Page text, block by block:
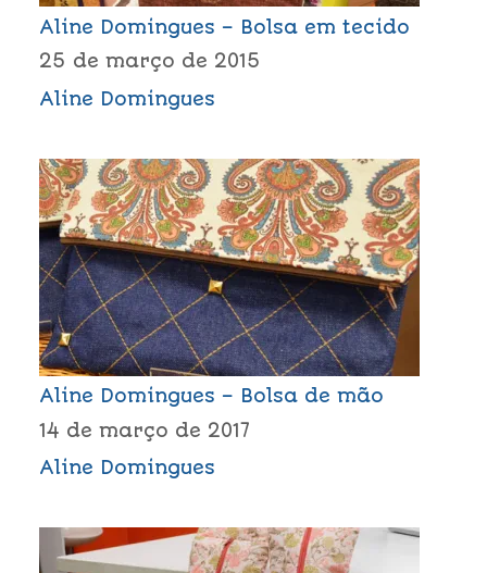
Aline Domingues – Bolsa em tecido
25 de março de 2015
Aline Domingues
Aline Domingues – Bolsa de mão
14 de março de 2017
Aline Domingues